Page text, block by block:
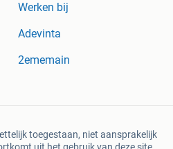
Werken bij
Adevinta
2ememain
toegestaan, niet aansprakelijk